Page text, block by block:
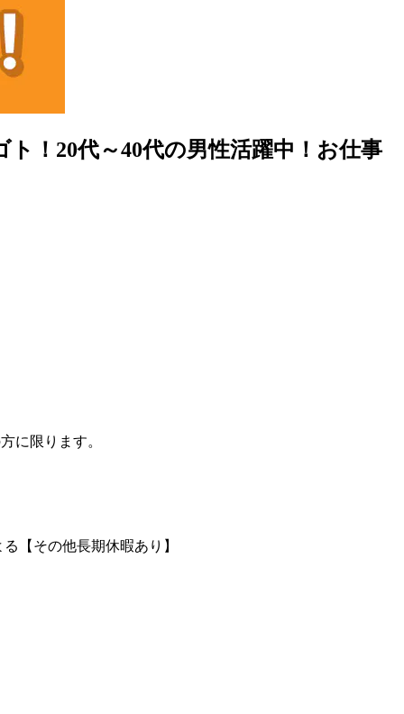
！20代～40代の男性活躍中！お仕事
に限ります。
【その他長期休暇あり】